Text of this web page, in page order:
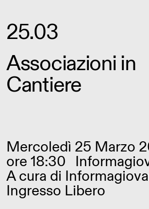
25.03
Associazioni in
Cantiere
Mercoledì 25 Marzo
ore 18:30
A cura di
Ingresso Libero